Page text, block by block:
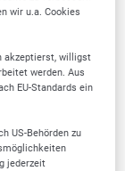
wir u.a. Cookies
akzeptierst, willigst
werden. Aus
EU-Standards ein
US-Behörden zu
jederzeit